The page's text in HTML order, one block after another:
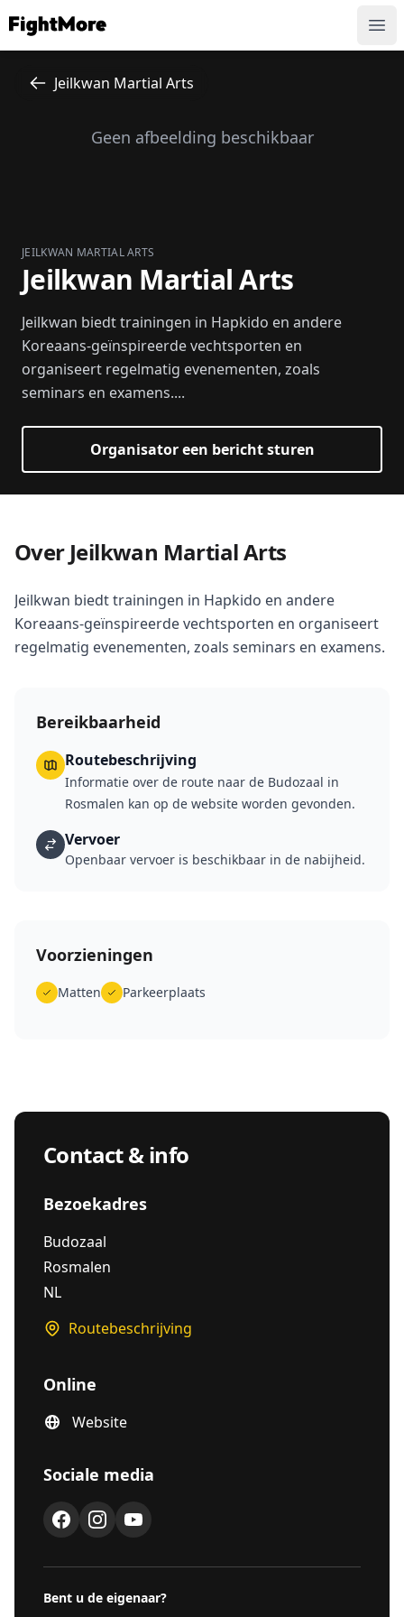
FightMore
Jeilkwan Martial Arts
Geen afbeelding beschikbaar
JEILKWAN MARTIAL ARTS
Jeilkwan Martial Arts
Jeilkwan biedt trainingen in Hapkido en andere
Koreaans-geïnspireerde vechtsporten en
organiseert regelmatig evenementen, zoals
seminars en examens....
Organisator een bericht sturen
Over Jeilkwan Martial Arts
Jeilkwan biedt trainingen in Hapkido en andere
Koreaans-geïnspireerde vechtsporten en organiseert
regelmatig evenementen, zoals seminars en examens.
Bereikbaarheid
Routebeschrijving
Informatie over de route naar de Budozaal in
Rosmalen kan op de website worden gevonden.
Vervoer
Openbaar vervoer is beschikbaar in de nabijheid.
Voorzieningen
Matten Parkeerplaats
Contact & info
Bezoekadres
Budozaal
Rosmalen
NL
Routebeschrijving
Online
Website
Sociale media
Bent u de eigenaar?